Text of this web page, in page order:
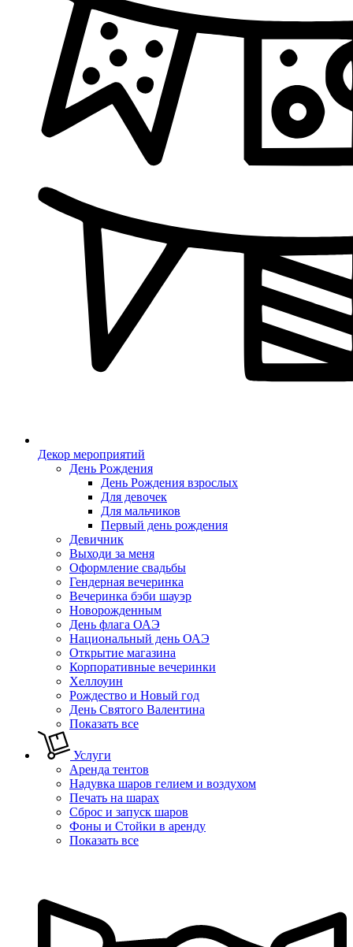
Декор мероприятий
День Рождения
День Рождения взрослых
Для девочек
Для мальчиков
Первый день рождения
Девичник
Выходи за меня
Оформление свадьбы
Гендерная вечеринка
Вечеринка бэби шауэр
Новорожденным
День флага ОАЭ
Национальный день ОАЭ
Открытие магазина
Корпоративные вечеринки
Хеллоуин
Рождество и Новый год
День Святого Валентина
Показать все
Услуги
Аренда тентов
Надувка шаров гелием и воздухом
Печать на шарах
Сброс и запуск шаров
Фоны и Стойки в аренду
Показать все